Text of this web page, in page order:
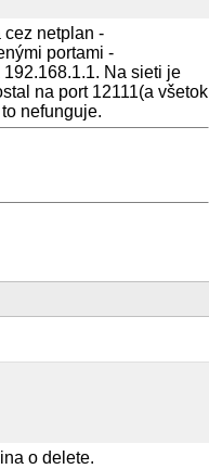
cez netplan -
portami -
Na sieti je
na port 12111(a všetok
nefunguje.
o delete.